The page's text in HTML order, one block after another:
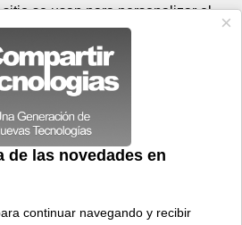
Videos
Ordenar por fecha-Ordenar por pertinencia
- 18:52 Registrar Conectar
se usan para personalizar el
para ofrecer funciones de medios
el tráfico. Además, compartimos
que haga del sitio web con nuestros
de publicidad y de análisis
web.
OK